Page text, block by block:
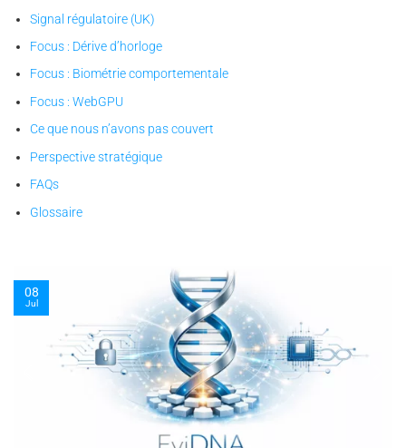
Signal régulatoire (UK)
Focus : Dérive d’horloge
Focus : Biométrie comportementale
Focus : WebGPU
Ce que nous n’avons pas couvert
Perspective stratégique
FAQs
Glossaire
09
Jul